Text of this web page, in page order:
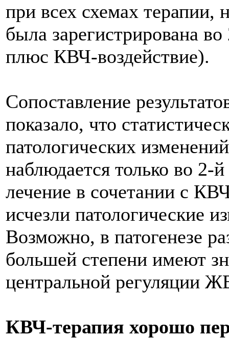
при всех схемах терапии,
была зарегистрирована
плюс КВЧ-воздействие).
Сопоставление
показало, что
патологических
наблюдается только во 2-
лечение в сочетании с
исчезли патологические
Возможно, в патогенезе
большей степени имеют
центральной регуляции
КВЧ-терапия хорошо